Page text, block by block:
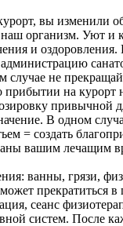
вы изменили
организм. Уют и
и
случае не
на курорт
привычной
В одном
= создать
вашим лечащим
ванны, грязи,
прекратиться в
сеанс
систем. После